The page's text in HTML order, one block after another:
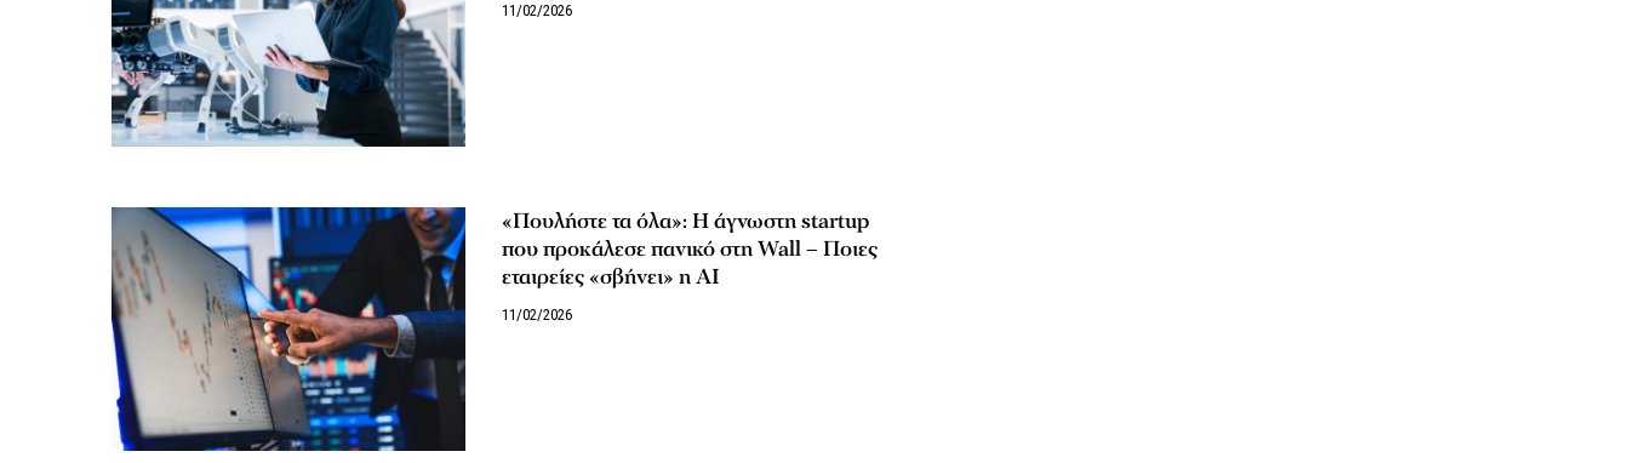
11/02/2026
«Πουλήστε τα όλα»: Η άγνωστη startup
που προκάλεσε πανικό στη Wall – Ποιες
εταιρείες «σβήνει» η AI
11/02/2026